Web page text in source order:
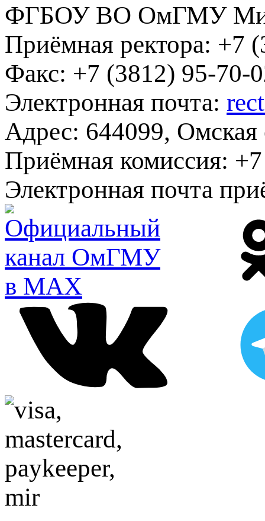
ФГБОУ ВО ОмГМУ
Приёмная ректора: +7
Факс: +7 (3812) 95-70-
Электронная почта:
Адрес: 644099, Омская
Приёмная комиссия:
Электронная почта